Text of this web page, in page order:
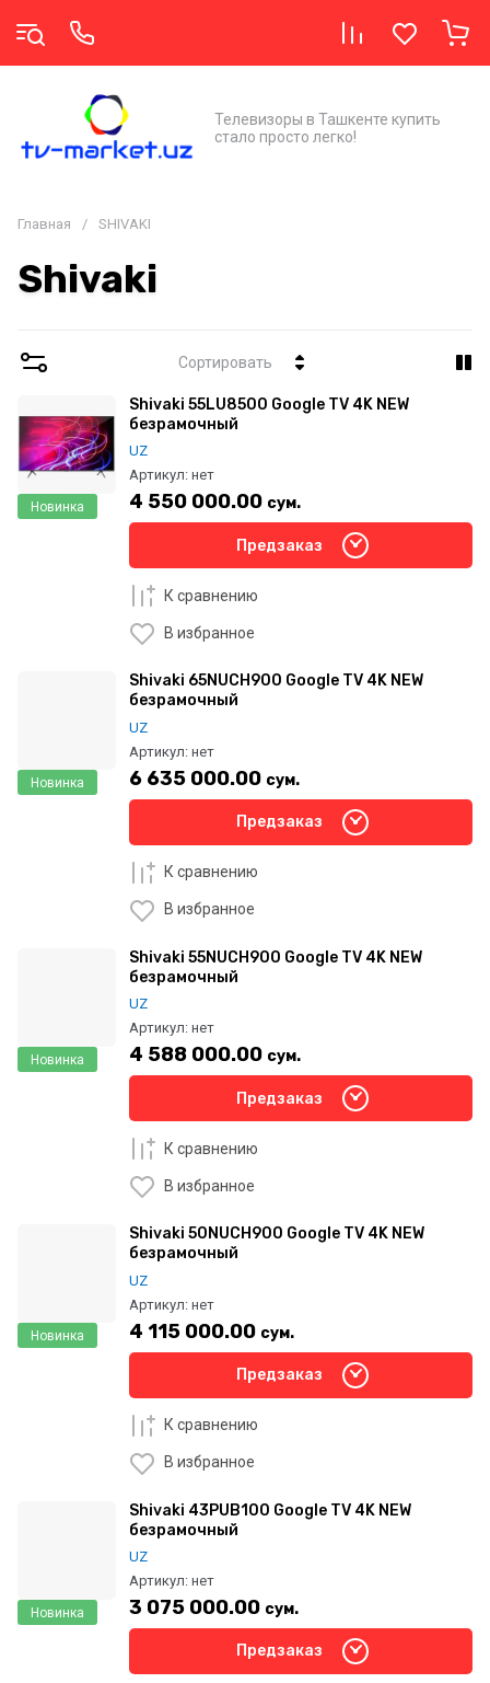
Телевизоры в Ташкенте купить
стало просто легко!
Главная / SHIVAKI
Shivaki
Сортировать
Новинка
Shivaki 55LU8500 Google TV 4K NEW
безрамочный
UZ
Артикул: нет
4 550 000.00 сум.
Предзаказ
К сравнению
В избранное
Новинка
Shivaki 65NUCH900 Google TV 4K NEW
безрамочный
UZ
Артикул: нет
6 635 000.00 сум.
Предзаказ
К сравнению
В избранное
Новинка
Shivaki 55NUCH900 Google TV 4K NEW
безрамочный
UZ
Артикул: нет
4 588 000.00 сум.
Предзаказ
К сравнению
В избранное
Новинка
Shivaki 50NUCH900 Google TV 4K NEW
безрамочный
UZ
Артикул: нет
4 115 000.00 сум.
Предзаказ
К сравнению
В избранное
Новинка
Shivaki 43PUB100 Google TV 4K NEW
безрамочный
UZ
Артикул: нет
3 075 000.00 сум.
Предзаказ